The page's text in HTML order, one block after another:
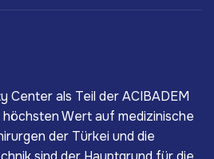
Center als Teil der ACIBADEM
Wert auf medizinische
der Türkei und die